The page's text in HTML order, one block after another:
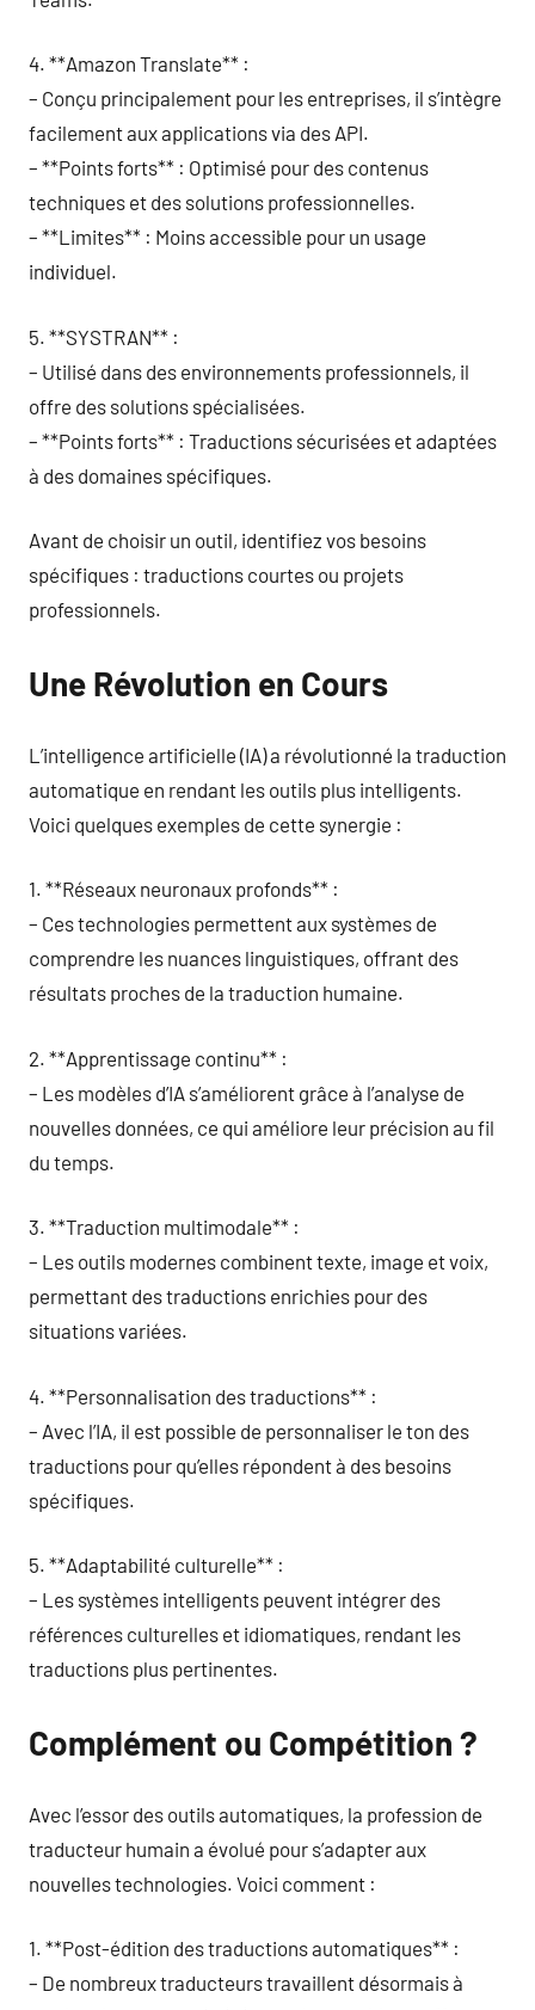
4. **Amazon Translate** :
– Conçu principalement pour les entreprises, il s’intègre
facilement aux applications via des API.
– **Points forts** : Optimisé pour des contenus
techniques et des solutions professionnelles.
– **Limites** : Moins accessible pour un usage
individuel.
5. **SYSTRAN** :
– Utilisé dans des environnements professionnels, il
offre des solutions spécialisées.
– **Points forts** : Traductions sécurisées et adaptées
à des domaines spécifiques.
Avant de choisir un outil, identifiez vos besoins
spécifiques : traductions courtes ou projets
professionnels.
Une Révolution en Cours
L’intelligence artificielle (IA) a révolutionné la traduction
automatique en rendant les outils plus intelligents.
Voici quelques exemples de cette synergie :
1. **Réseaux neuronaux profonds** :
– Ces technologies permettent aux systèmes de
comprendre les nuances linguistiques, offrant des
résultats proches de la traduction humaine.
2. **Apprentissage continu** :
– Les modèles d’IA s’améliorent grâce à l’analyse de
nouvelles données, ce qui améliore leur précision au fil
du temps.
3. **Traduction multimodale** :
– Les outils modernes combinent texte, image et voix,
permettant des traductions enrichies pour des
situations variées.
4. **Personnalisation des traductions** :
– Avec l’IA, il est possible de personnaliser le ton des
traductions pour qu’elles répondent à des besoins
spécifiques.
5. **Adaptabilité culturelle** :
– Les systèmes intelligents peuvent intégrer des
références culturelles et idiomatiques, rendant les
traductions plus pertinentes.
Complément ou Compétition ?
Avec l’essor des outils automatiques, la profession de
traducteur humain a évolué pour s’adapter aux
nouvelles technologies. Voici comment :
1. **Post-édition des traductions automatiques** :
– De nombreux traducteurs travaillent désormais à